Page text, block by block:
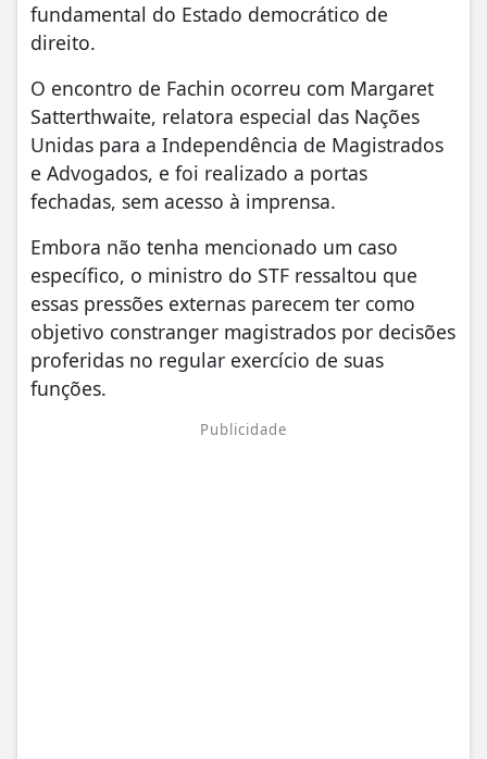
fundamental do Estado democrático de
direito.
O encontro de Fachin ocorreu com Margaret
Satterthwaite, relatora especial das Nações
Unidas para a Independência de Magistrados
e Advogados, e foi realizado a portas
fechadas, sem acesso à imprensa.
Embora não tenha mencionado um caso
específico, o ministro do STF ressaltou que
essas pressões externas parecem ter como
objetivo constranger magistrados por decisões
proferidas no regular exercício de suas
funções.
Publicidade